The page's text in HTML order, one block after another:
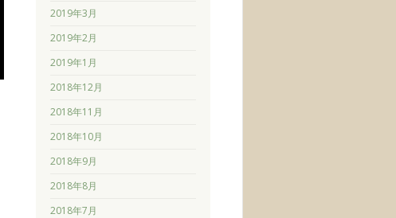
2019年3月
2019年2月
2019年1月
2018年12月
2018年11月
2018年10月
2018年9月
2018年8月
2018年7月